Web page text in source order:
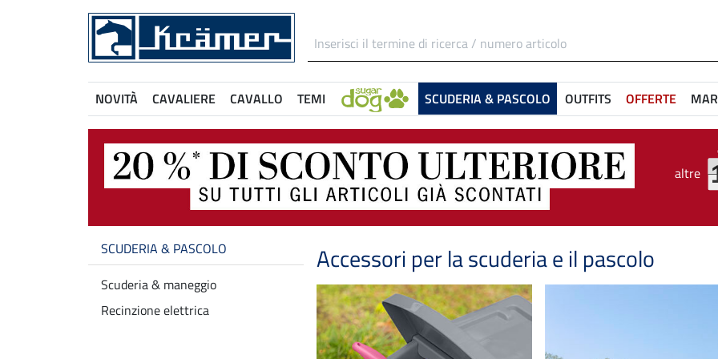
NOVITÀ CAVALIERE CAVALLO TEMI SCUDERIA & PASCOLO OUTFITS OFFERTE
altre
SCUDERIA & PASCOLO
Scuderia & maneggio
Recinzione elettrica
Accessori per la scuderia e il pascolo